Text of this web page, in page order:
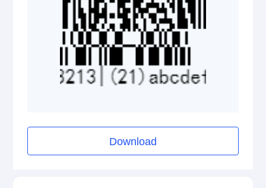
GS1 DataBar Truncated Composite
Medical Device Codes
2D Codes
Download